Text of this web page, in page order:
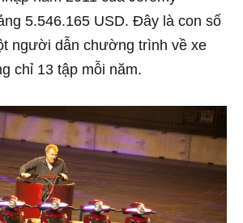
5.546.165 USD. Đây là con số
người dẫn chường trình về xe
chỉ 13 tập mỗi năm.